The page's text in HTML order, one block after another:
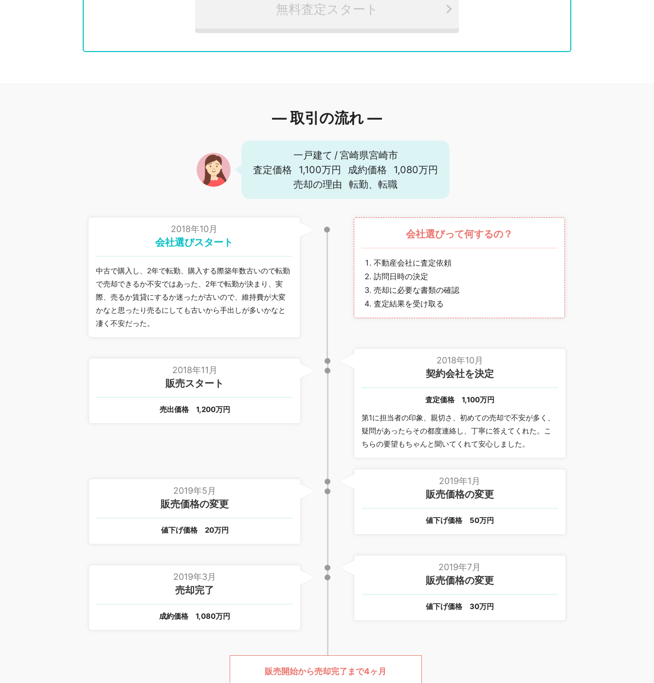
無料査定スタート
― 取引の流れ ―
一戸建て /宮崎県宮崎市
査定価格
1,100万円 成約価格
1,080万円
売却の理由
転勤、転職
2018年10月
会社選びスタート
中古で購入し、2年で転勤、購入する際築年数古いので転勤
で売却できるか不安ではあった、2年で転勤が決まり、実
際、売るか賃貸にするか迷ったが古いので、維持費が大変
かなと思ったり売るにしても古いから手出しが多いかなと
凄く不安だった。
会社選びって何するの？
不動産会社に査定依頼
訪問日時の決定
売却に必要な書類の確認
査定結果を受け取る
2018年10月
契約会社を決定
査定価格
1,100万円
第1に担当者の印象、親切さ、初めての売却で不安が多く、
疑問があったらその都度連絡し、丁寧に答えてくれた。こ
ちらの要望もちゃんと聞いてくれて安心しました。
2018年11月
販売スタート
売出価格 1,200万円
2019年1月
販売価格の変更
値下げ価格 50万円
2019年5月
販売価格の変更
値下げ価格 20万円
2019年7月
販売価格の変更
値下げ価格 30万円
2019年3月
売却完了
成約価格 1,080万円
販売開始から売却完了まで4ヶ月